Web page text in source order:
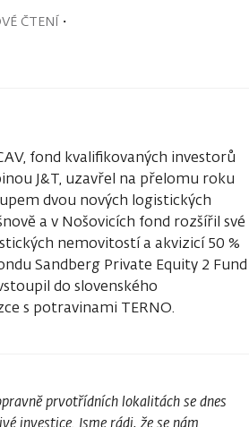
ČTENÍ・
fond kvalifikovaných investorů
J&T, uzavřel na přelomu roku
dvou nových logistických
a v Nošovicích fond rozšířil své
nemovitostí a akvizicí 50 %
Sandberg Private Equity 2 Fund
do slovenského
s potravinami TERNO.
prvotřídních lokalitách se dnes
investice. Jsme rádi, že se nám